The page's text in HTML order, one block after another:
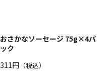
おさかなソーセージ 75g×4パ
ック
311円（税込）